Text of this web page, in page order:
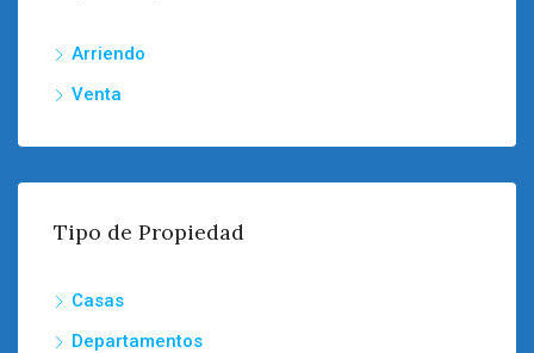
Arriendo
Venta
Tipo de Propiedad
Casas
Departamentos